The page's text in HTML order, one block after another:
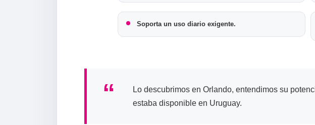
Soporta un uso diario exigente.
“
Lo descubrimos en Orlando, entendimos su
estaba disponible en Uruguay.